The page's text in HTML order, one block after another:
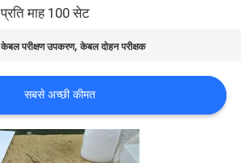
प्रति माह 100 सेट
केबल परीक्षण उपकरण,केबल दोहन परीक्षक
सबसे अच्छी कीमत